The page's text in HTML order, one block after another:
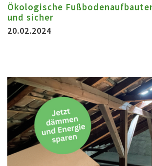
Ökologische
und sicher
20.02.2024